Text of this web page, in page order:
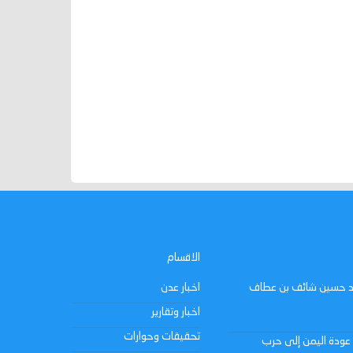
حسين شائف بن عطاف
اليمن إلى حرب
الاقسام
اخبار عدن
اخبار وتقارير
تحقيقات وحوارات